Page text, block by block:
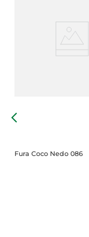
Fura Coco Nedo 086